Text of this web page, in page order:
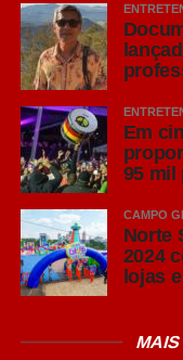
gratuito e universal.
que o Hospital
secretária especial
Todos os serviços
cinza” serão
como nutrição,
e tudo que envolve
hospital – apoio
insumos, recepção,
hierarquizada e
Em
95 mil
CAMPO
Norte
2024
lojas